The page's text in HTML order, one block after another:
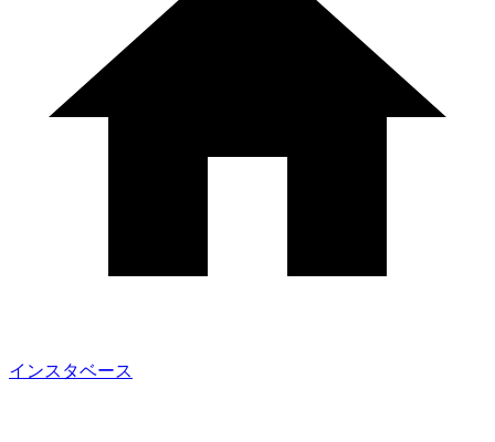
インスタベース